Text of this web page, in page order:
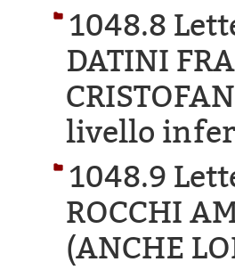
1048.8
DATINI
livello
1048.9
ROCCHI
(ANCHE